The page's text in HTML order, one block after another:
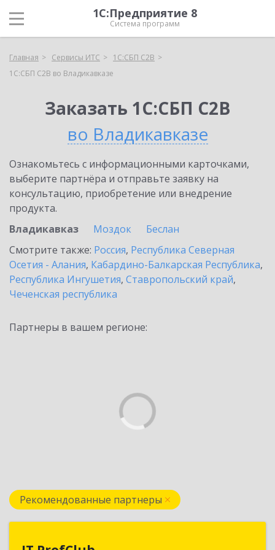
1С:Предприятие 8
Система программ
Главная Сервисы ИТС
1С:СБП C2B
1С:СБП C2B во Владикавказе
Заказать 1С:СБП C2B
во Владикавказе
Ознакомьтесь с информационными карточками,
выберите партнёра и отправьте заявку на
консультацию, приобретение или внедрение
продукта.
Владикавказ
Моздок
Беслан
Смотрите также: Россия, Республика Северная
Осетия - Алания, Кабардино-Балкарская Республика,
Республика Ингушетия, Ставропольский край,
Чеченская республика
Партнеры в вашем регионе:
Рекомендованные партнеры